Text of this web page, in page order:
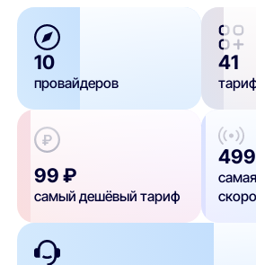
10
провайдеров
41
99 ₽
самый дешёвый тариф